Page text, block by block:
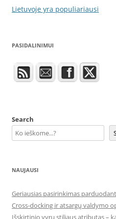
navigation
Lietuvoje yra populiariausi
PASIDALINIMUI
Search
NAUJAUSI
Geriausias pasirinkimas
Cross-docking ir atsargų valdymo
Išskirtinio vyrų stiliaus atributas –